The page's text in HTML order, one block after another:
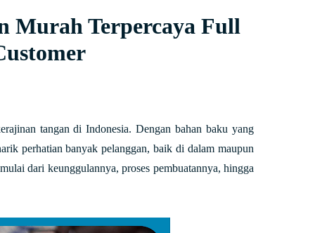
Murah Terpercaya Full
tangan di Indonesia. Dengan bahan baku yang
perhatian banyak pelanggan, baik di dalam maupun
dari keunggulannya, proses pembuatannya, hingga